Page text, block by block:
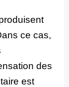
ce cas,
des
est